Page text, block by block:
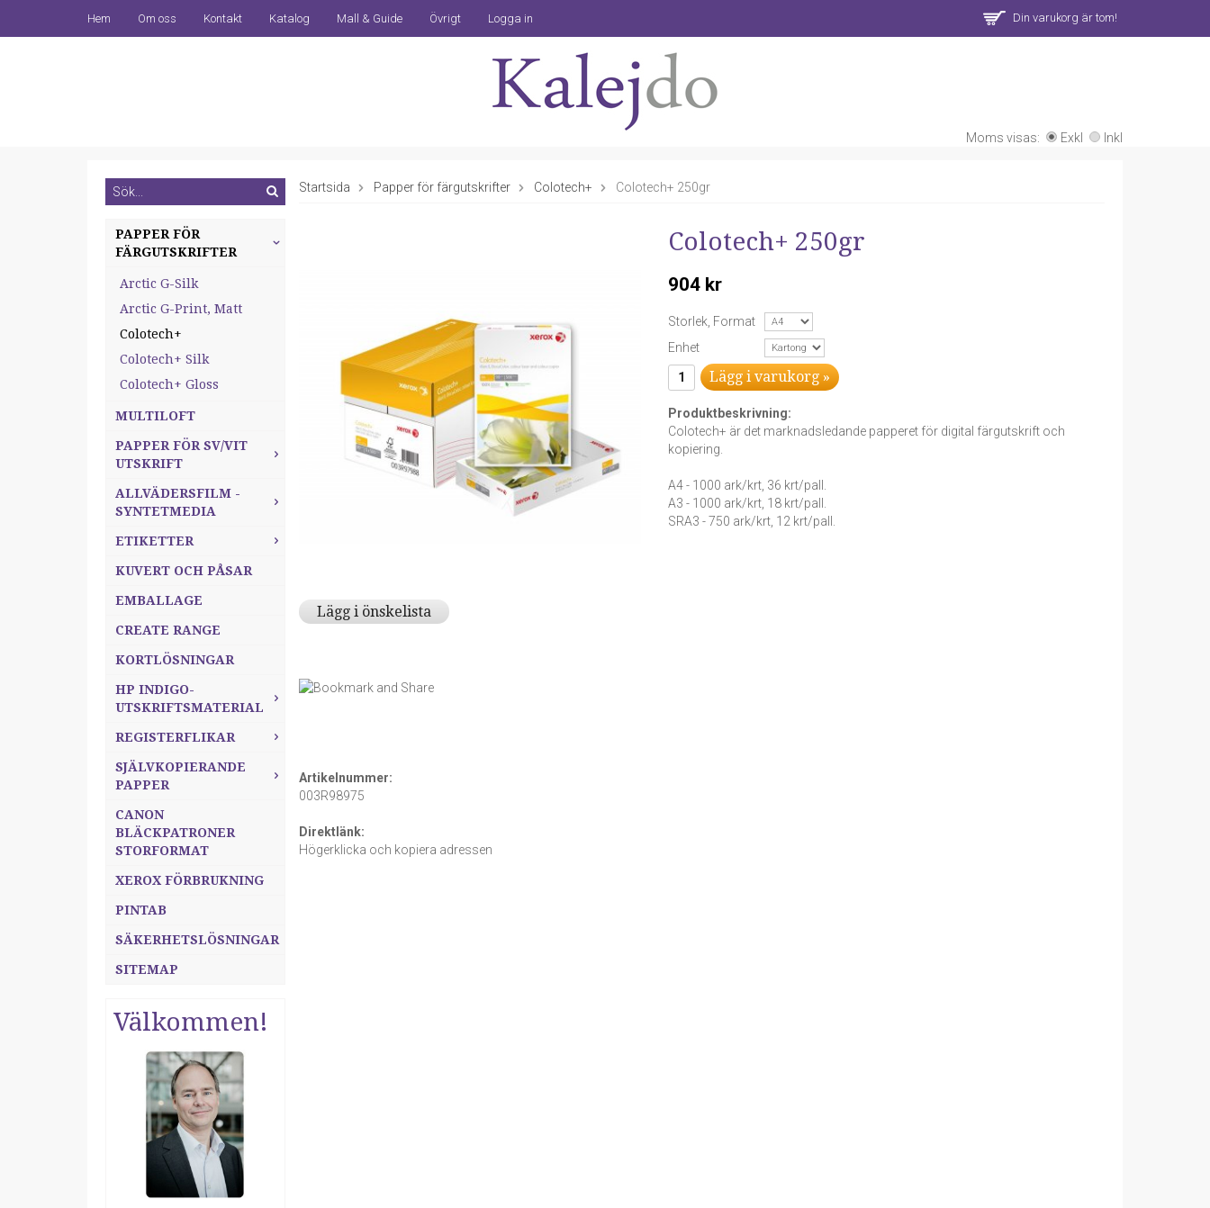
Hem Om oss Kontakt Katalog Mall & Guide Övrigt Logga in Din varukorg är tom!
Moms visas: Exkl Inkl
PAPPER FÖR
FÄRGUTSKRIFTER
Arctic G-Silk
Arctic G-Print, Matt
Colotech+
Colotech+ Silk
Colotech+ Gloss
MULTILOFT
PAPPER FÖR SV/VIT
UTSKRIFT
ALLVÄDERSFILM -
SYNTETMEDIA
ETIKETTER
KUVERT OCH PÅSAR
EMBALLAGE
CREATE RANGE
KORTLÖSNINGAR
HP INDIGO-
UTSKRIFTSMATERIAL
REGISTERFLIKAR
SJÄLVKOPIERANDE
PAPPER
CANON
BLÄCKPATRONER
STORFORMAT
XEROX FÖRBRUKNING
PINTAB
SÄKERHETSLÖSNINGAR
SITEMAP
Välkommen!
Startsida Papper för färgutskrifter Colotech+ Colotech+ 250gr
Lägg i önskelista
Artikelnummer:
003R98975
Direktlänk:
Högerklicka och kopiera adressen
Colotech+ 250gr
904 kr
Storlek, Format
Enhet
Lägg i varukorg »
Produktbeskrivning:
Colotech+ är det marknadsledande papperet för digital färgutskrift och
kopiering.
A4 - 1000 ark/krt, 36 krt/pall.
A3 - 1000 ark/krt, 18 krt/pall.
SRA3 - 750 ark/krt, 12 krt/pall.